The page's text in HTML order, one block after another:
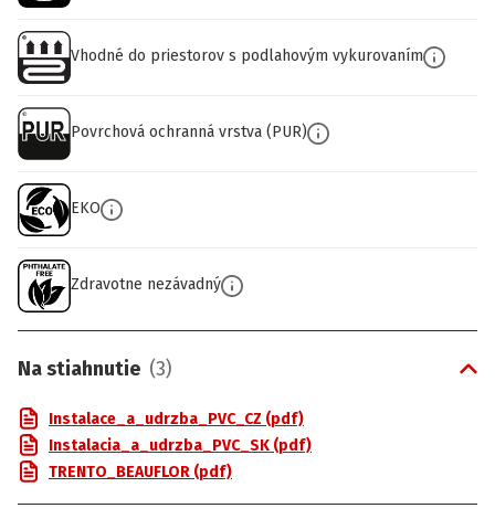
Vhodné do priestorov s podlahovým vykurovaním
Povrchová ochranná vrstva (PUR)
EKO
Zdravotne nezávadný
Na stiahnutie (3)
Instalace_a_udrzba_PVC_CZ (pdf)
Instalacia_a_udrzba_PVC_SK (pdf)
TRENTO_BEAUFLOR (pdf)